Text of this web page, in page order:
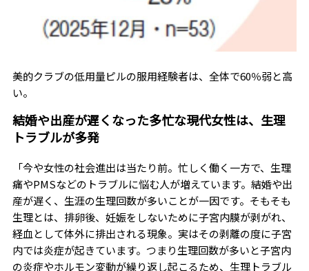
美的クラブの低用量ピルの服用経験者は、全体で60％弱と高
い。
結婚や出産が遅くなった多忙な現代女性は、生理
トラブルが多発
「今や女性の社会進出は当たり前。忙しく働く一方で、生理
痛やPMSなどのトラブルに悩む人が増えています。結婚や出
産が遅く、生涯の生理回数が多いことが一因です。そもそも
生理とは、排卵後、妊娠をしないために子宮内膜が剥がれ、
経血として体外に排出される現象。実はその剥離の度に子宮
内では炎症が起きています。つまり生理回数が多いと子宮内
の炎症やホルモン変動が繰り返し起こるため、生理トラブル